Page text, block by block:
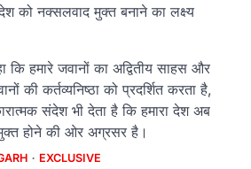
को नक्सलवाद मुक्त बनाने का लक्ष्य
कि हमारे जवानों का अद्वितीय साहस और
की कर्तव्यनिष्ठा को प्रदर्शित करता है,
संदेश भी देता है कि हमारा देश अब
होने की ओर अग्रसर है।
EXCLUSIVE